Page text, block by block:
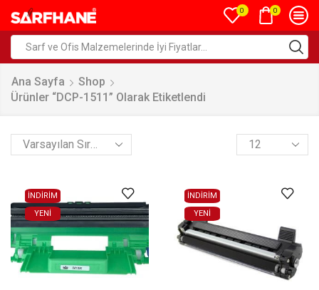
0 0
Ana Sayfa
Shop
Ürünler “DCP-1511” Olarak Etiketlendi
İNDİRİM
YENI
İNDİRİM
YENI